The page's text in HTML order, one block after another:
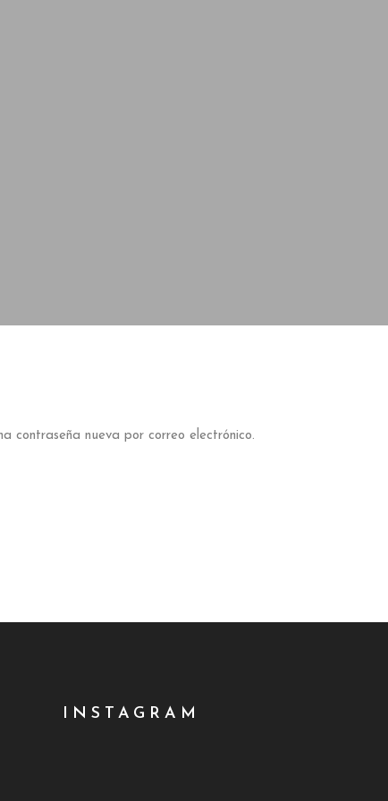
contraseña nueva por correo electrónico.
INSTAGRAM